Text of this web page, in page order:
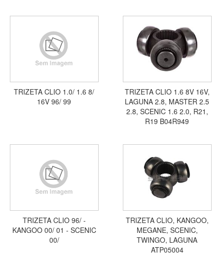
TRIZETA CLIO 1.0/ 1.6 8/
16V 96/ 99
TRIZETA CLIO 1.6 8V 16V,
LAGUNA 2.8, MASTER 2.5
2.8, SCENIC 1.6 2.0, R21,
R19 B04R949
TRIZETA CLIO 96/ -
KANGOO 00/ 01 - SCENIC
00/
TRIZETA CLIO, KANGOO,
MEGANE, SCENIC,
TWINGO, LAGUNA
ATP05004